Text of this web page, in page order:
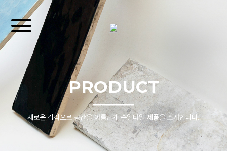
PRODUCT
새로운 감각으로 공간을 아름답게 순일타일 제품을 소개합니다.